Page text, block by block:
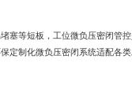
塞等短板，工位微负压密闭管
定制化微负压密闭系统适配各类